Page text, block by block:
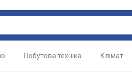
Побутова техніка Клімат